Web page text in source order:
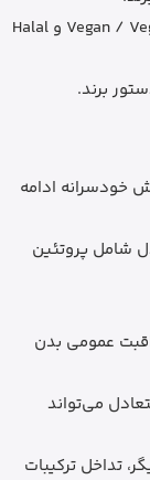
دارای نشان‌های Vegan / Vegetarian، Non-GMO، Kosher و Halal
خودسرانه ادامه
شامل پروتئین
عمومی بدن
می‌تواند
تداخل ترکیبات